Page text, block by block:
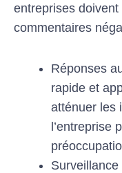
entreprises
commentaires
Réponses
rapide et
atténuer les
l’entreprise